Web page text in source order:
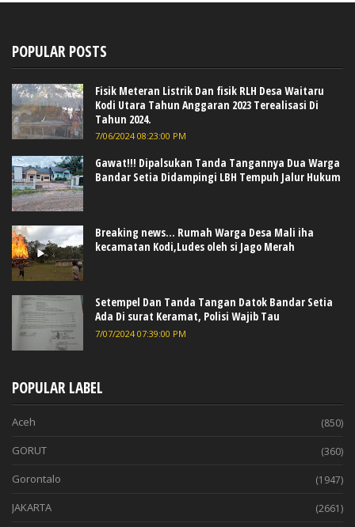
POPULAR POSTS
Fisik Meteran Listrik Dan fisik RLH Desa Waitaru
Kodi Utara Tahun Anggaran 2023 Terealisasi Di
Tahun 2024.
7/06/2024 08:23:00 PM
Gawat!!! Dipalsukan Tanda Tangannya Dua Warga
Bandar Setia Didampingi LBH Tempuh Jalur Hukum
Breaking news... Rumah Warga Desa Mali iha
kecamatan Kodi,Ludes oleh si Jago Merah
Setempel Dan Tanda Tangan Datok Bandar Setia
Ada Di surat Keramat, Polisi Wajib Tau
7/07/2024 07:39:00 PM
POPULAR LABEL
Aceh (850)
GORUT (360)
Gorontalo (1947)
JAKARTA (2661)